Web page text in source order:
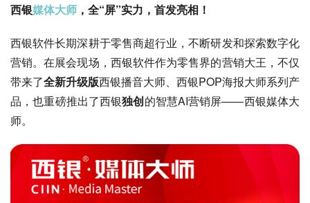
西银媒体大师 ，全“屏”实力，首发亮相！
西银软件长期深耕于零售商超行业，不断研发和探索数字化
营销。在展会现场，西银软件作为零售界的营销大王，不仅
带来了全新升级版西银播音大师、西银POP海报大师系列产
品，也重磅推出了西银独创的智慧AI营销屏——西银媒体大
师。